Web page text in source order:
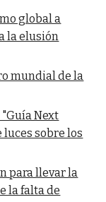
global a
la elusión
mundial de la
Next
luces sobre los
para llevar la
la falta de